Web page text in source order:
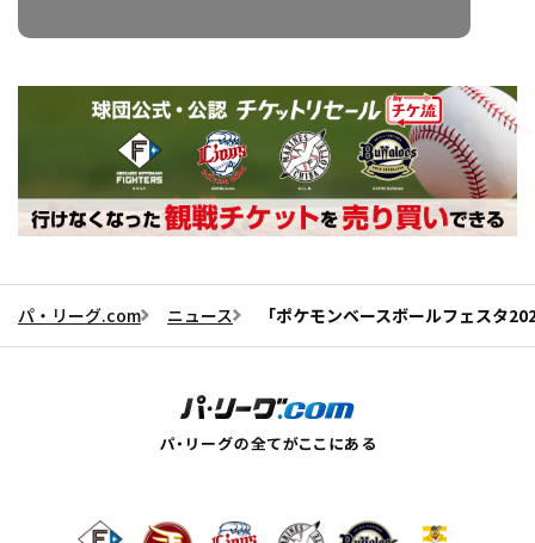
パ・リーグ.com ニュース 「ポケモンベースボールフェスタ